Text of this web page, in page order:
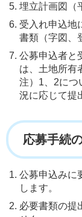
埋立計画図（
受入れ申込地
書類（字図、
公募申込者と
は、土地所有
注）1、2につ
況に応じて提
応募手続
公募申込みに
します。
必要書類の提